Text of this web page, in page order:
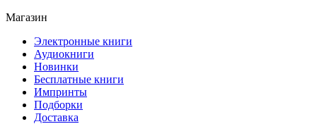
Магазин
Электронные книги
Аудиокниги
Новинки
Бесплатные книги
Импринты
Подборки
Доставка